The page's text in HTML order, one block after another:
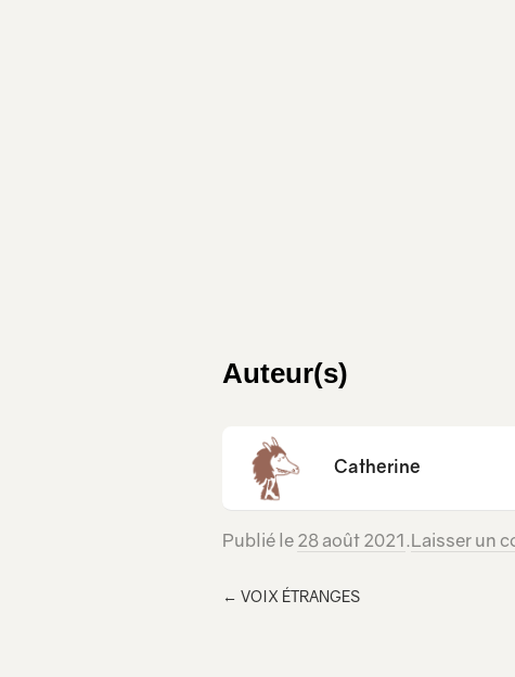
Auteur(s)
Catherine
Publié le 28 août 2021.Laisser un
← VOIX ÉTRANGES